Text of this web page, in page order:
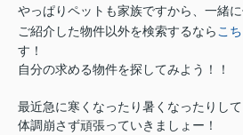
やっぱりペットも家族ですから、一緒に
ご紹介した物件以外を検索するなら こ
す！
自分の求める物件を探してみよう！！
最近急に寒くなったり暑くなったりし
体調崩さず頑張っていきましょー！